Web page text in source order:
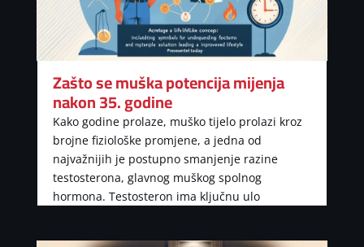
Zašto se muška potencija mijenja
nakon 35. godine
Kako godine prolaze, muško tijelo prolazi kroz
brojne fiziološke promjene, a jedna od
najvažnijih je postupno smanjenje razine
testosterona, glavnog muškog spolnog
hormona. Testosteron ima ključnu ulo